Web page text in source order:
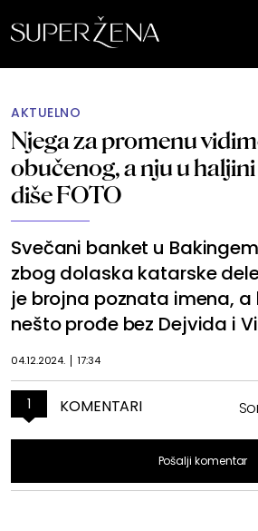
AKTUELNO
Njega za promenu
obučenog, a nju u
diše FOTO
Svečani banket u
zbog dolaska katarske
je brojna poznata imena,
nešto prođe bez Dejvida i
04.12.2024. 17:34
1 KOMENTARI
Pošalji komentar